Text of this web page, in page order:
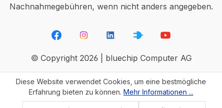
Nachnahmegebühren, wenn nicht anders angegeben.
© Copyright 2026 | bluechip Computer AG
Diese Website verwendet Cookies, um eine bestmögliche
Erfahrung bieten zu können. Mehr Informationen ...